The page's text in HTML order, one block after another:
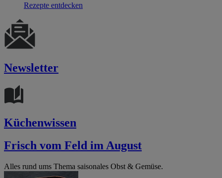
Rezepte entdecken
Newsletter
Küchenwissen
Frisch vom Feld im August
Alles rund ums Thema saisonales Obst & Gemüse.